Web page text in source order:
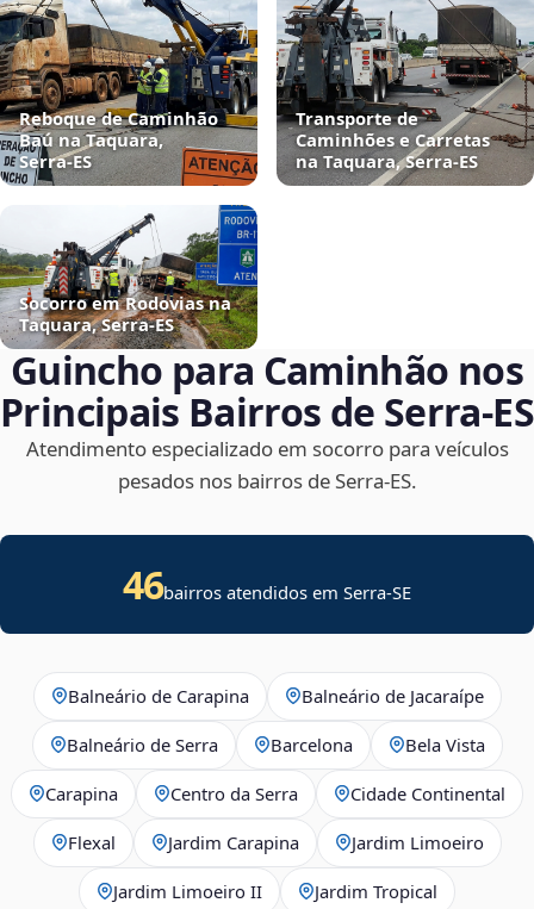
Reboque de Caminhão
Baú na Taquara,
Serra‑ES
Transporte de
Caminhões e Carretas
na Taquara, Serra‑ES
Socorro em Rodovias na
Taquara, Serra‑ES
Guincho para Caminhão nos
Principais Bairros de Serra‑ES
Atendimento especializado em socorro para veículos
pesados nos bairros de Serra‑ES.
46bairros atendidos emSerra-SE
Balneário de Carapina Balneário de Jacaraípe
Balneário de Serra Barcelona Bela Vista
Carapina Centro da Serra Cidade Continental
Flexal Jardim Carapina Jardim Limoeiro
Jardim Limoeiro II Jardim Tropical